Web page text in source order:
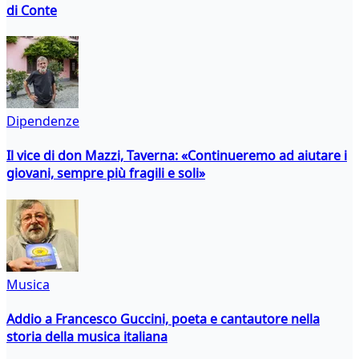
di Conte
Dipendenze
Il vice di don Mazzi, Taverna: «Continueremo ad aiutare i
giovani, sempre più fragili e soli»
Musica
Addio a Francesco Guccini, poeta e cantautore nella
storia della musica italiana